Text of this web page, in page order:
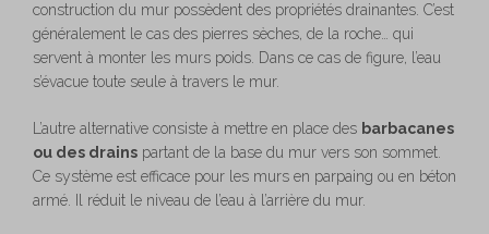
construction du mur possèdent des propriétés drainantes. C’est
généralement le cas des pierres sèches, de la roche… qui
servent à monter les murs poids. Dans ce cas de figure, l’eau
s’évacue toute seule à travers le mur.
L’autre alternative consiste à mettre en place des barbacanes
ou des drains partant de la base du mur vers son sommet.
Ce système est efficace pour les murs en parpaing ou en béton
armé. Il réduit le niveau de l’eau à l’arrière du mur.